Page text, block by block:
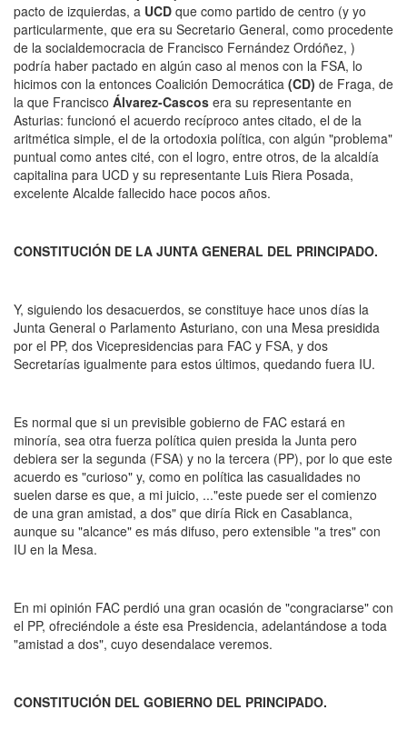
pacto de izquierdas, a UCD que como partido de centro (y yo
particularmente, que era su Secretario General, como procedente
de la socialdemocracia de Francisco Fernández Ordóñez, )
podría haber pactado en algún caso al menos con la FSA, lo
hicimos con la entonces Coalición Democrática (CD) de Fraga, de
la que Francisco Álvarez-Cascos era su representante en
Asturias: funcionó el acuerdo recíproco antes citado, el de la
aritmética simple, el de la ortodoxia política, con algún "problema"
puntual como antes cité, con el logro, entre otros, de la alcaldía
capitalina para UCD y su representante Luis Riera Posada,
excelente Alcalde fallecido hace pocos años.
CONSTITUCIÓN DE LA JUNTA GENERAL DEL PRINCIPADO.
Y, siguiendo los desacuerdos, se constituye hace unos días la
Junta General o Parlamento Asturiano, con una Mesa presidida
por el PP, dos Vicepresidencias para FAC y FSA, y dos
Secretarías igualmente para estos últimos, quedando fuera IU.
Es normal que si un previsible gobierno de FAC estará en
minoría, sea otra fuerza política quien presida la Junta pero
debiera ser la segunda (FSA) y no la tercera (PP), por lo que este
acuerdo es "curioso" y, como en política las casualidades no
suelen darse es que, a mi juicio, ..."este puede ser el comienzo
de una gran amistad, a dos" que diría Rick en Casablanca,
aunque su "alcance" es más difuso, pero extensible "a tres" con
IU en la Mesa.
En mi opinión FAC perdió una gran ocasión de "congraciarse" con
el PP, ofreciéndole a éste esa Presidencia, adelantándose a toda
"amistad a dos", cuyo desendalace veremos.
CONSTITUCIÓN DEL GOBIERNO DEL PRINCIPADO.